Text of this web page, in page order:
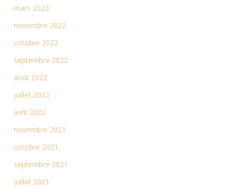
mars 2023
novembre 2022
octobre 2022
septembre 2022
août 2022
juillet 2022
avril 2022
novembre 2021
octobre 2021
septembre 2021
juillet 2021